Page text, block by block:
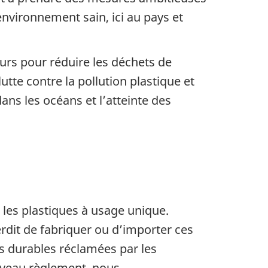
sain, ici au pays et
pour réduire les déchets de
contre la pollution plastique et
les océans et l’atteinte des
plastiques à usage unique.
de fabriquer ou d’importer ces
réclamées par les